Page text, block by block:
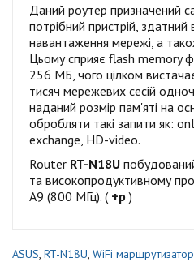
Даний роутер призначений
потрібний пристрій, здатний
навантаження мережі, а
Цьому сприяє flash memory
256 МБ, чого цілком
тисяч мережевих сесій
наданий розмір пам'яті на
обробляти такі запити як:
exchange, HD-video.
Router RT-N18U
та високопродуктивному
A9 (800 МГц). ( +р)
ASUS, RT-N18U, WiFi маршрутизатор